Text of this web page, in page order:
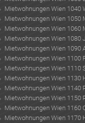
Mietwohnungen Wien 1040
Mietwohnungen Wien 1050
Mietwohnungen Wien 1060
Mietwohnungen Wien 1080
Mietwohnungen Wien 1090
Mietwohnungen Wien 1100
Mietwohnungen Wien 1110
Mietwohnungen Wien 1130
Mietwohnungen Wien 1140
Mietwohnungen Wien 1150
Mietwohnungen Wien 1160
Mietwohnungen Wien 1170